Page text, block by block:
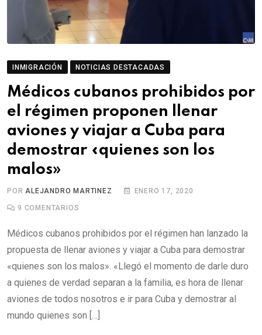
INMIGRACIÓN NOTICIAS DESTACADAS
Médicos cubanos prohibidos por
el régimen proponen llenar
aviones y viajar a Cuba para
demostrar «quienes son los
malos»
POR ALEJANDRO MARTINEZ ENERO 17, 2020
9 COMENTARIOS
Médicos cubanos prohibidos por el régimen han lanzado la
propuesta de llenar aviones y viajar a Cuba para demostrar
«quienes son los malos». «Llegó el momento de darle duro
a quienes de verdad separan a la familia, es hora de llenar
aviones de todos nosotros e ir para Cuba y demostrar al
mundo quienes son […]